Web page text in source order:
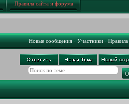
Правила сайта и форума
Новые сообщения·Участники·